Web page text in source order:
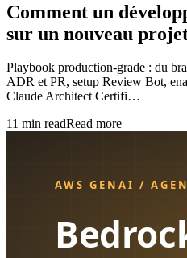
Comment un
sur un nouveau
Playbook production-grade : du
ADR et PR, setup Review Bot,
Claude Architect Certifi…
11 min readRead more